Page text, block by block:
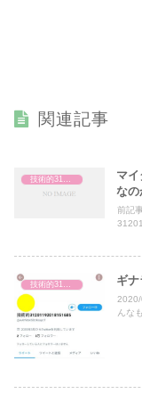
関連記事
マ
なの
前記
ギ
2020/
んな